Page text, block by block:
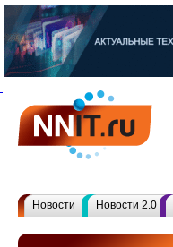
Новости Новости 2.0